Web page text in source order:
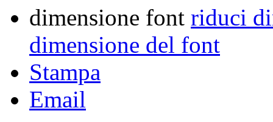
dimensione font riduci
dimensione del font
Stampa
Email